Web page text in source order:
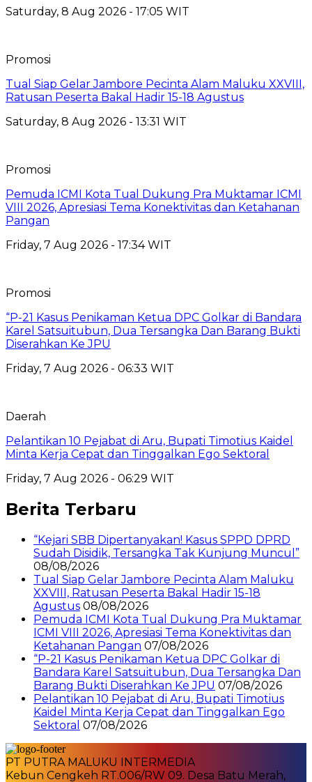
Saturday, 8 Aug 2026 - 17:05 WIT
Promosi
Tual Siap Gelar Jambore Pecinta Alam Maluku XXVIII,
Ratusan Peserta Bakal Hadir 15-18 Agustus
Saturday, 8 Aug 2026 - 13:31 WIT
Promosi
Pemuda ICMI Kota Tual Dukung Pra Muktamar ICMI
VIII 2026, Apresiasi Tema Konektivitas dan Ketahanan
Pangan
Friday, 7 Aug 2026 - 17:34 WIT
Promosi
“P-21 Kasus Penikaman Ketua DPC Golkar di Bandara
Karel Satsuitubun, Dua Tersangka Dan Barang Bukti
Diserahkan Ke JPU
Friday, 7 Aug 2026 - 06:33 WIT
Daerah
Pelantikan 10 Pejabat di Aru, Bupati Timotius Kaidel
Minta Kerja Cepat dan Tinggalkan Ego Sektoral
Friday, 7 Aug 2026 - 06:29 WIT
Berita Terbaru
“Kejari SBB Dipertanyakan! Kasus SPPD DPRD
Sudah Disidik, Tersangka Tak Kunjung Muncul”
08/08/2026
Tual Siap Gelar Jambore Pecinta Alam Maluku
XXVIII, Ratusan Peserta Bakal Hadir 15-18
Agustus 08/08/2026
Pemuda ICMI Kota Tual Dukung Pra Muktamar
ICMI VIII 2026, Apresiasi Tema Konektivitas dan
Ketahanan Pangan 07/08/2026
“P-21 Kasus Penikaman Ketua DPC Golkar di
Bandara Karel Satsuitubun, Dua Tersangka Dan
Barang Bukti Diserahkan Ke JPU 07/08/2026
Pelantikan 10 Pejabat di Aru, Bupati Timotius
Kaidel Minta Kerja Cepat dan Tinggalkan Ego
Sektoral 07/08/2026
PT PUTRA MALUKU INTERMEDIA
Kebun Cengkeh RT.006/RW 09. Desa Batu Merah,